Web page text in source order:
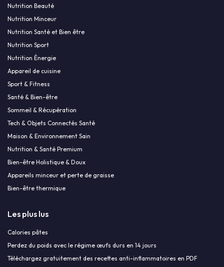
Nutrition Beauté
Nutrition Minceur
Nutrition Santé et Bien être
Nutrition Sport
Nutrition Énergie
Appareil de cuisine
Sport & Fitness
Santé & Bien-être
Sommeil & Récupération
Tech & Objets Connectés Santé
Maison & Environnement Sain
Nutrition & Santé Premium
Bien-être Holistique & Doux
Appareils minceur et perte de graisse
Bien-être thermique
Les plus lus
Calories pâtes
Perdez du poids avec le régime œufs durs en 14 jours
Téléchargez gratuitement des recettes anti-inflammatoires en PDF